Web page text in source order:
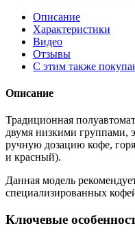
Описание
Характеристики
Видео
Отзывы
С этим также
Описание
Традиционная
двумя низкими группами,
ручную дозацию кофе,
и красный).
Данная модель
специализированных
Ключевые